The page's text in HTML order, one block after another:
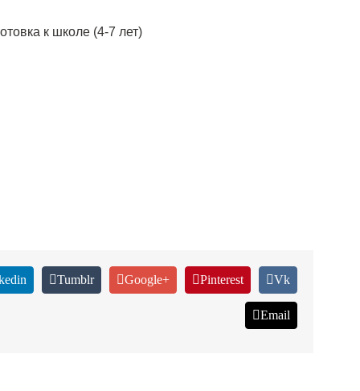
к школе (4-7 лет)
Tumblr Google+ Pinterest Vk
Email